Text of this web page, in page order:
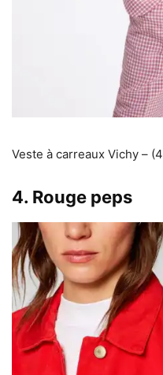
Veste à carreaux Vichy –
4. Rouge peps